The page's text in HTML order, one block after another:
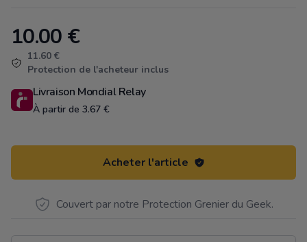
Product information
10.00 €
11.60 €
Protection de l'acheteur inclus
Livraison Mondial Relay
À partir de 3.67 €
Acheter l'article
Couvert par notre Protection Grenier du Geek.